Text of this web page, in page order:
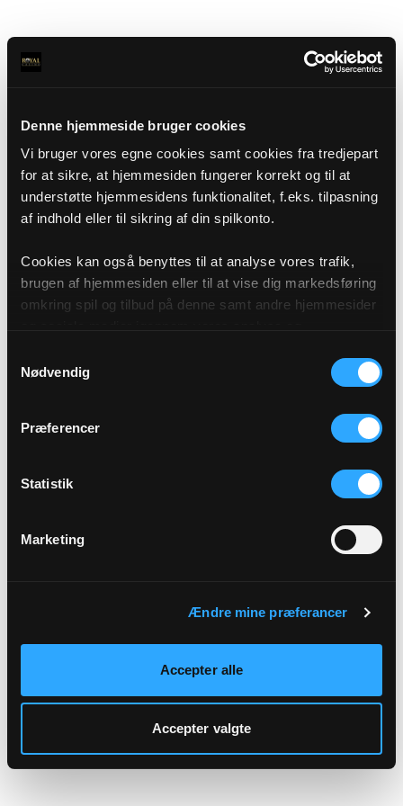
Denne hjemmeside bruger cookies
Vi bruger vores egne cookies samt cookies fra tredjepart
for at sikre, at hjemmesiden fungerer korrekt og til at
understøtte hjemmesidens funktionalitet, f.eks. tilpasning
af indhold eller til sikring af din spilkonto.
Cookies kan også benyttes til at analyse vores trafik,
brugen af hjemmesiden eller til at vise dig markedsføring
omkring spil og tilbud på denne samt andre hjemmesider
af cookies under "Detaljer" eller ved at klikke videre til
vores Cookiepolitik, som du finder i bunden af vores
Nødvendig
Præferencer
Statistik
Marketing
Ændre mine præferancer
Accepter alle
Accepter valgte